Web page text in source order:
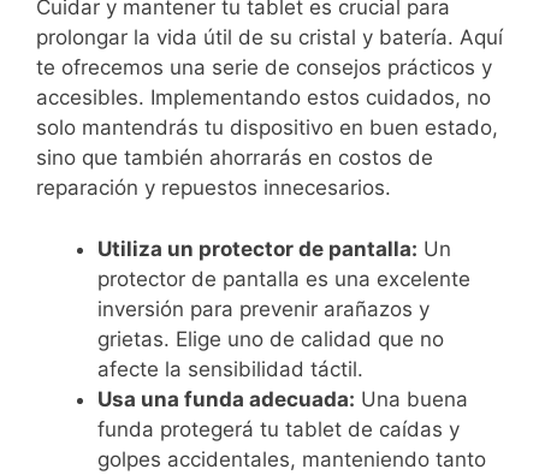
Cuidar y mantener tu tablet es crucial para
prolongar la vida útil de su cristal y batería. Aquí
te ofrecemos una serie de consejos prácticos y
accesibles. Implementando estos cuidados, no
solo mantendrás tu dispositivo en buen estado,
sino que también ahorrarás en costos de
reparación y repuestos innecesarios.
Utiliza un protector de pantalla: Un
protector de pantalla es una excelente
inversión para prevenir arañazos y
grietas. Elige uno de calidad que no
afecte la sensibilidad táctil.
Usa una funda adecuada: Una buena
funda protegerá tu tablet de caídas y
golpes accidentales, manteniendo tanto